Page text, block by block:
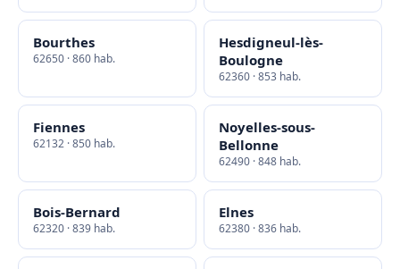
Bourthes
62650 · 860 hab.
Hesdigneul-lès-
Boulogne
62360 · 853 hab.
Fiennes
62132 · 850 hab.
Noyelles-sous-
Bellonne
62490 · 848 hab.
Bois-Bernard
62320 · 839 hab.
Elnes
62380 · 836 hab.